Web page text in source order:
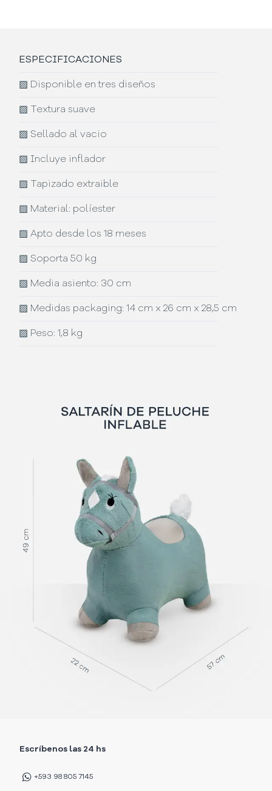
ESPECIFICACIONES
▨ Disponible en tres diseños
▨ Textura suave
▨ Sellado al vacio
▨ Incluye inflador
▨ Tapizado extraible
▨ Material: políester
▨ Apto desde los 18 meses
▨ Soporta 50 kg
▨ Media asiento: 30 cm
▨ Medidas packaging: 14 cm x 26 cm x 28,5 cm
▨ Peso: 1,8 kg
Escríbenos las 24 hs
+593 98 805 7145